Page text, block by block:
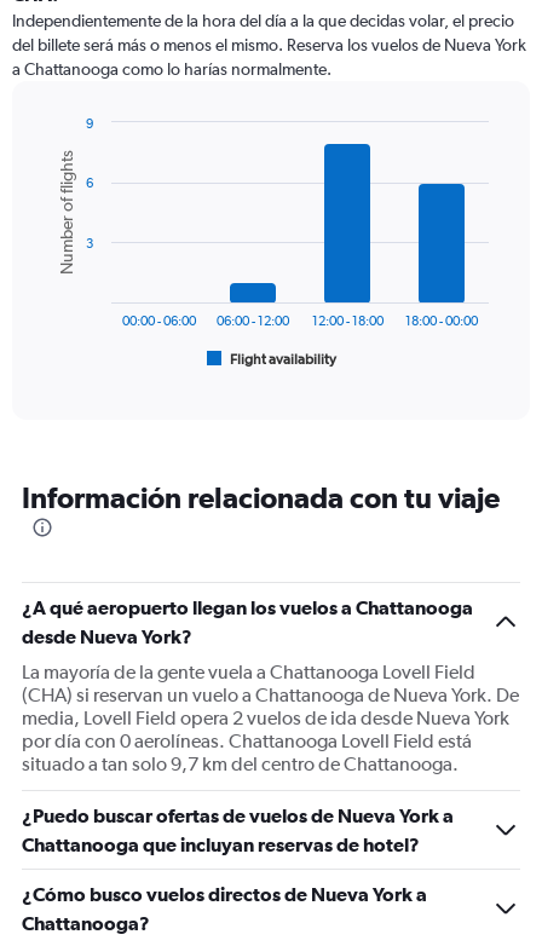
categories.
The
chart
axis
displaying
values.
Range:
Independientemente de la hora del día a la que decidas volar, el precio
del billete será más o menos el mismo. Reserva los vuelos de Nueva York
a Chattanooga como lo harías normalmente.
chart
with
bars.
The
categories.
The
Y
axis
displaying
Number
of
flights.
Range:
0
9.
Chart
graphic.
Number of flights
Flight availability
00:00 - 06:00 06:00 - 12:00 12:00 - 18:00 18:00 - 00:00
3
6
9
Información relacionada con tu viaje
¿A qué aeropuerto llegan los vuelos a Chattanooga
desde Nueva York?
La mayoría de la gente vuela a Chattanooga Lovell Field
(CHA) si reservan un vuelo a Chattanooga de Nueva York. De
media, Lovell Field opera 2 vuelos de ida desde Nueva York
por día con 0 aerolíneas. Chattanooga Lovell Field está
situado a tan solo 9,7 km del centro de Chattanooga.
¿Puedo buscar ofertas de vuelos de Nueva York a
Chattanooga que incluyan reservas de hotel?
¿Cómo busco vuelos directos de Nueva York a
Chattanooga?